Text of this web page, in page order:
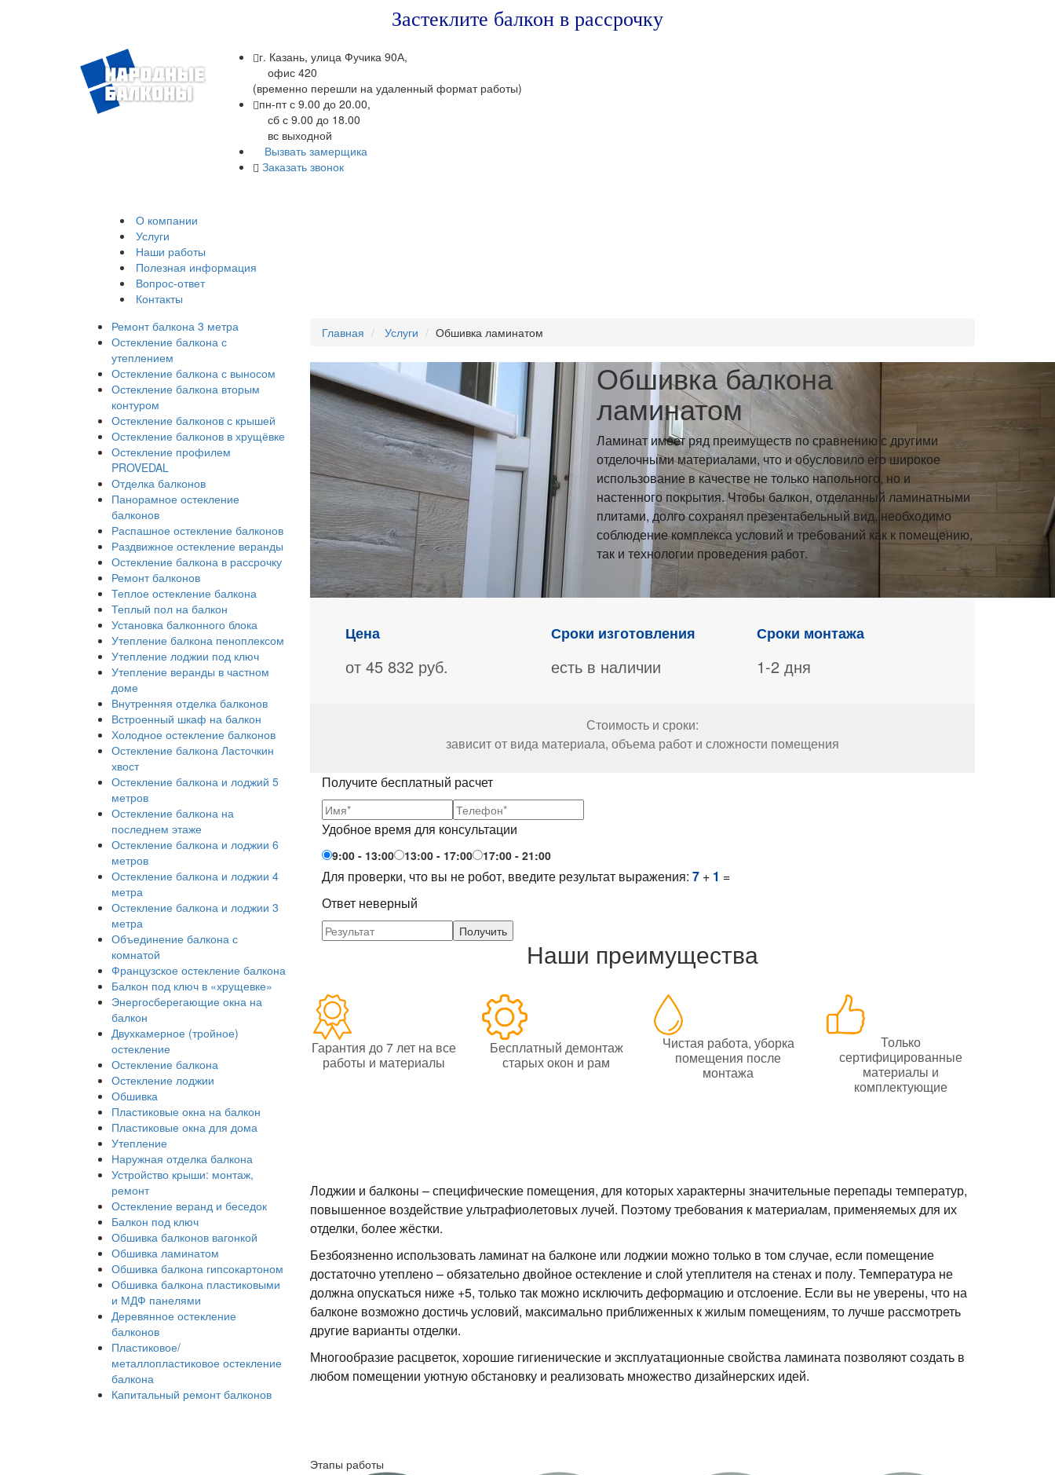
Застеклите балкон в рассрочку
г. Казань, улица Фучика 90А,
офис 420
(временно перешли на удаленный формат работы)
пн-пт с 9.00 до 20.00,
сб с 9.00 до 18.00
вс выходной
Вызвать замерщика
Заказать звонок
О компании
Услуги
Наши работы
Полезная информация
Вопрос-ответ
Контакты
Главная Услуги Обшивка ламинатом
Обшивка балкона
ламинатом
Ламинат имеет ряд преимуществ по сравнению с другими
отделочными материалами, что и обусловило его широкое
использование в качестве не только напольного, но и
настенного покрытия. Чтобы балкон, отделанный ламинатными
плитами, долго сохранял презентабельный вид, необходимо
соблюдение комплекса условий и требований как к помещению,
так и технологии проведения работ.
Цена
от 45 832 руб.
Сроки изготовления
есть в наличии
Сроки монтажа
1-2 дня
Стоимость и сроки:
зависит от вида материала, объема работ и сложности помещения
Получите бесплатный расчет
Удобное время для консультации
9:00 - 13:00 13:00 - 17:00 17:00 - 21:00
Для проверки, что вы не робот, введите результат выражения: 7+ 1 =
Ответ неверный
Наши преимущества
Гарантия до 7 лет на все
работы и материалы
Бесплатный демонтаж
старых окон и рам
Чистая работа, уборка
помещения после
монтажа
Только
сертифицированные
материалы и
комплектующие
Лоджии и балконы – специфические помещения, для которых характерны значительные перепады температур,
повышенное воздействие ультрафиолетовых лучей. Поэтому требования к материалам, применяемых для их
отделки, более жёстки.
Безбоязненно использовать ламинат на балконе или лоджии можно только в том случае, если помещение
достаточно утеплено – обязательно двойное остекление и слой утеплителя на стенах и полу. Температура не
должна опускаться ниже +5, только так можно исключить деформацию и отслоение. Если вы не уверены, что на
балконе возможно достичь условий, максимально приближенных к жилым помещениям, то лучше рассмотреть
другие варианты отделки.
Многообразие расцветок, хорошие гигиенические и эксплуатационные свойства ламината позволяют создать в
любом помещении уютную обстановку и реализовать множество дизайнерских идей.
Этапы работы
Ремонт балкона 3 метра
Остекление балкона с
утеплением
Остекление балкона с выносом
Остекление балкона вторым
контуром
Остекление балконов с крышей
Остекление балконов в хрущёвке
Остекление профилем
PROVEDAL
Отделка балконов
Панорамное остекление
балконов
Распашное остекление балконов
Раздвижное остекление веранды
Остекление балкона в рассрочку
Ремонт балконов
Теплое остекление балкона
Теплый пол на балкон
Установка балконного блока
Утепление балкона пеноплексом
Утепление лоджии под ключ
Утепление веранды в частном
доме
Внутренняя отделка балконов
Встроенный шкаф на балкон
Холодное остекление балконов
Остекление балкона Ласточкин
хвост
Остекление балкона и лоджий 5
метров
Остекление балкона на
последнем этаже
Остекление балкона и лоджии 6
метров
Остекление балкона и лоджии 4
метра
Остекление балкона и лоджии 3
метра
Объединение балкона с
комнатой
Французское остекление балкона
Балкон под ключ в «хрущевке»
Энергосберегающие окна на
балкон
Двухкамерное (тройное)
остекление
Остекление балкона
Остекление лоджии
Обшивка
Пластиковые окна на балкон
Пластиковые окна для дома
Утепление
Наружная отделка балкона
Устройство крыши: монтаж,
ремонт
Остекление веранд и беседок
Балкон под ключ
Обшивка балконов вагонкой
Обшивка ламинатом
Обшивка балкона гипсокартоном
Обшивка балкона пластиковыми
и МДФ панелями
Деревянное остекление
балконов
Пластиковое/
металлопластиковое остекление
балкона
Капитальный ремонт балконов